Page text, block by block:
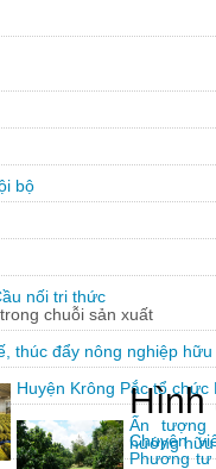
bộ
nối tri thức
chuỗi sản xuất
thúc đẩy nông nghiệp
Huyện Krông Pắc tổ
Ấn tượng
hướng
Hình
Chuyên
Phương tư